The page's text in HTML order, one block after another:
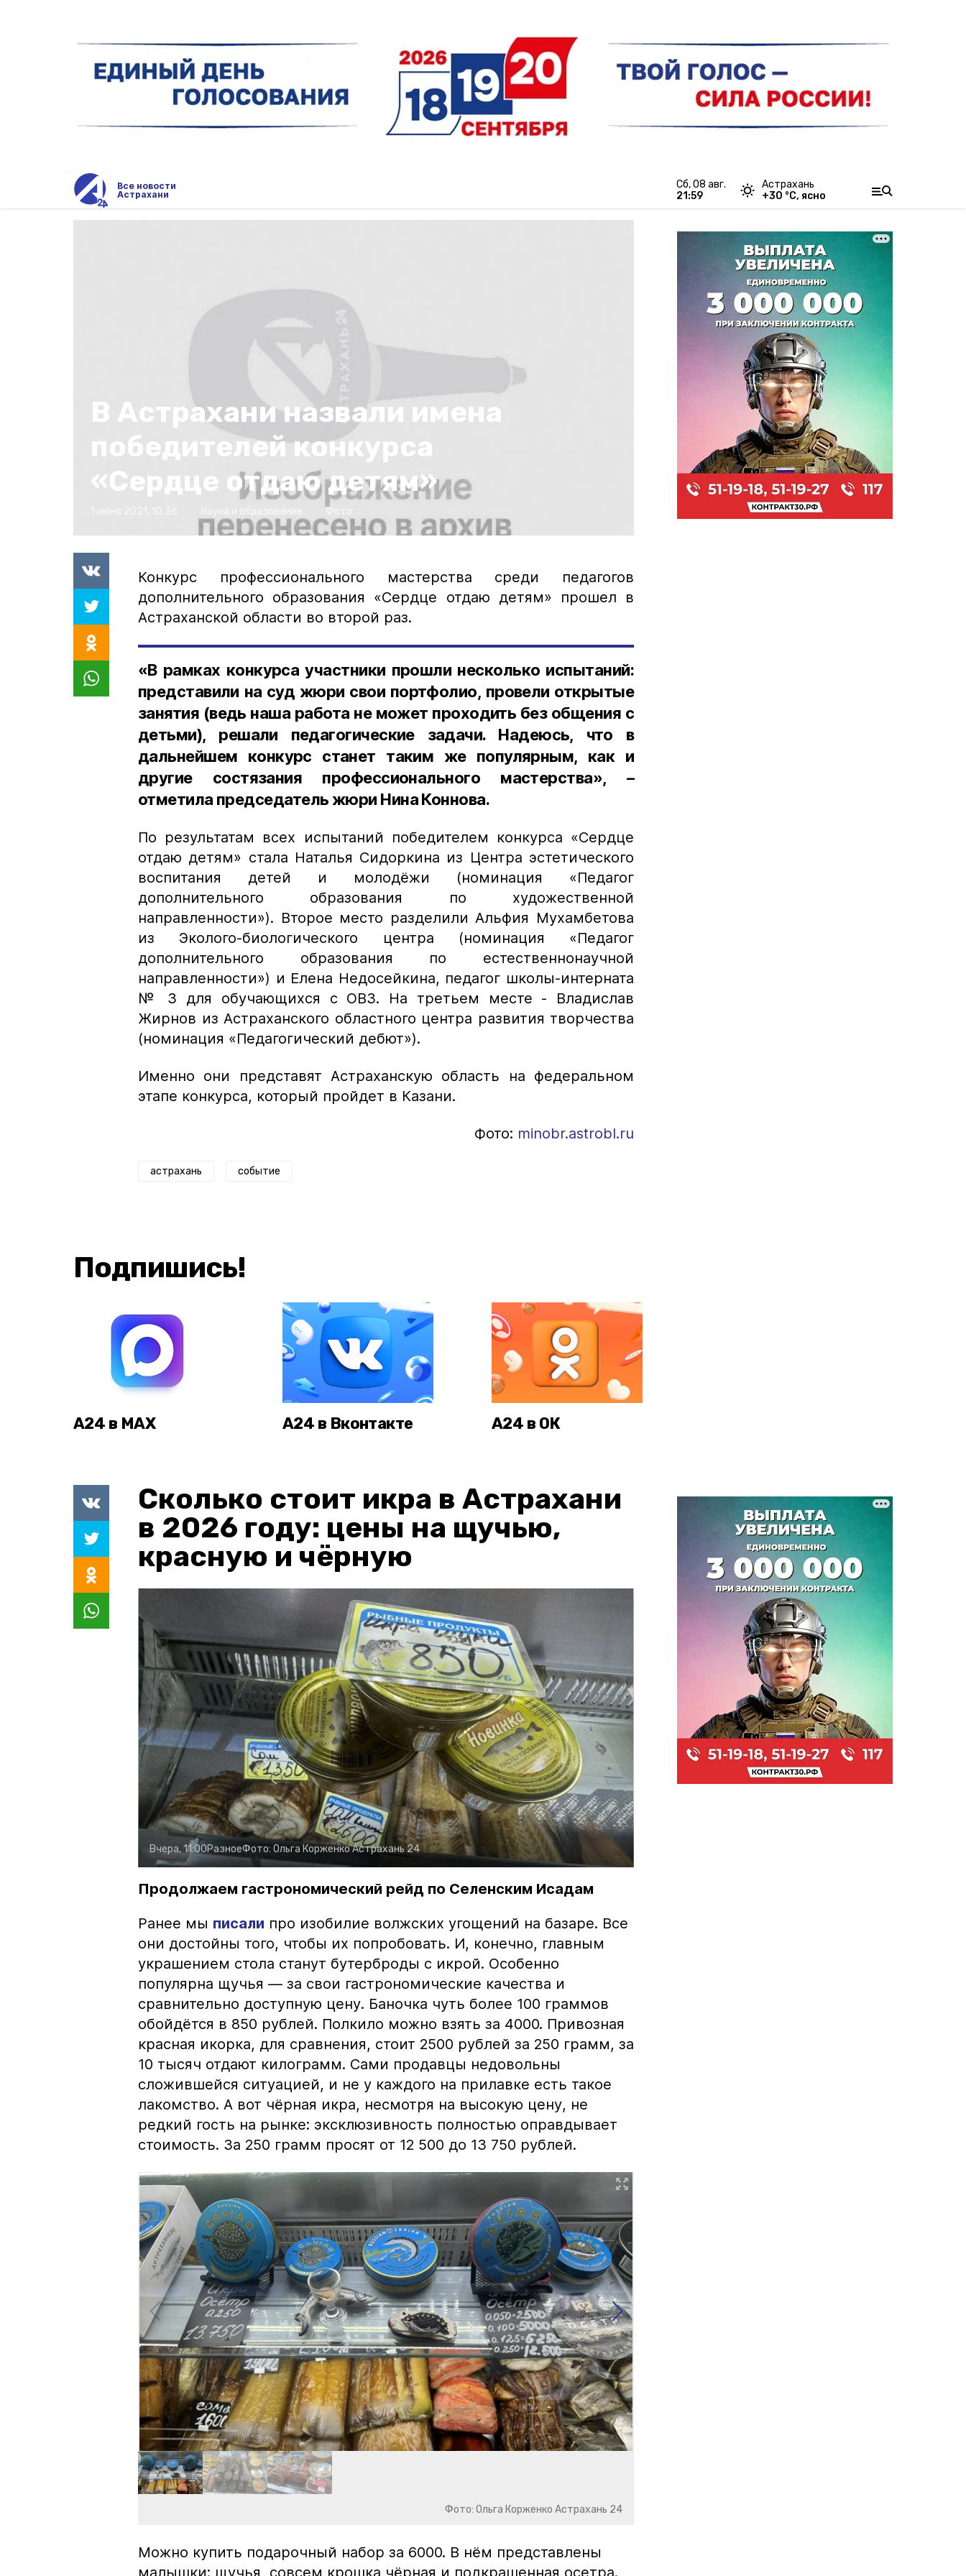
Все новости
Астрахани
сб, 08 авг.
21:59
Астрахань
+30 °С, ясно
В Астрахани назвали имена
победителей конкурса
«Сердце отдаю детям»
Фото:
Конкурс профессионального мастерства среди педагогов
дополнительного образования «Сердце отдаю детям» прошел в
Астраханской области во второй раз.
«В рамках конкурса участники прошли несколько испытаний:
представили на суд жюри свои портфолио, провели открытые
занятия (ведь наша работа не может проходить без общения с
детьми), решали педагогические задачи. Надеюсь, что в
дальнейшем конкурс станет таким же популярным, как и
другие состязания профессионального мастерства», –
отметила председатель жюри Нина Коннова.
По результатам всех испытаний победителем конкурса «Сердце
отдаю детям» стала Наталья Сидоркина из Центра эстетического
воспитания детей и молодёжи (номинация «Педагог
дополнительного образования по художественной
направленности»). Второе место разделили Альфия Мухамбетова
из Эколого-биологического центра (номинация «Педагог
дополнительного образования по естественнонаучной
направленности») и Елена Недосейкина, педагог школы-интерната
№ 3 для обучающихся с ОВЗ. На третьем месте - Владислав
Жирнов из Астраханского областного центра развития творчества
(номинация «Педагогический дебют»).
Именно они представят Астраханскую область на федеральном
этапе конкурса, который пройдет в Казани.
Фото: minobr.astrobl.ru
астрахань событие
Подпишись!
А24 в MAX А24 в Вконтакте А24 в ОК
Сколько стоит икра в Астрахани
в 2026 году: цены на щучью,
красную и чёрную
Вчера, 11:00РазноеФото: Ольга КорженкоАстрахань 24
Продолжаем гастрономический рейд по Селенским Исадам
Ранее мы писали про изобилие волжских угощений на базаре. Все
они достойны того, чтобы их попробовать. И, конечно, главным
украшением стола станут бутерброды с икрой. Особенно
популярна щучья — за свои гастрономические качества и
сравнительно доступную цену. Баночка чуть более 100 граммов
обойдётся в 850 рублей. Полкило можно взять за 4000. Привозная
красная икорка, для сравнения, стоит 2500 рублей за 250 грамм, за
10 тысяч отдают килограмм. Сами продавцы недовольны
сложившейся ситуацией, и не у каждого на прилавке есть такое
лакомство. А вот чёрная икра, несмотря на высокую цену, не
редкий гость на рынке: эксклюзивность полностью оправдывает
стоимость. За 250 грамм просят от 12 500 до 13 750 рублей.
Фото: Ольга Корженко Астрахань 24
Можно купить подарочный набор за 6000. В нём представлены
малышки: щучья, совсем крошка чёрная и подкрашенная осетра.